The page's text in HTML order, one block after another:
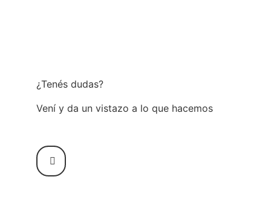
¿Tenés dudas?
Vení y da un vistazo a lo que hacemos